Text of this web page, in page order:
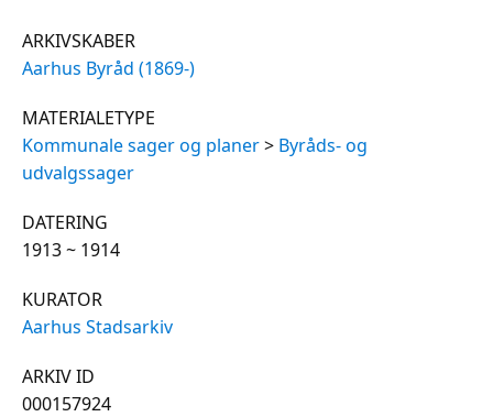
ARKIVSKABER
Aarhus Byråd (1869-)
MATERIALETYPE
Kommunale sager og planer> Byråds- og
udvalgssager
DATERING
1913 ~ 1914
KURATOR
Aarhus Stadsarkiv
ARKIV ID
000157924